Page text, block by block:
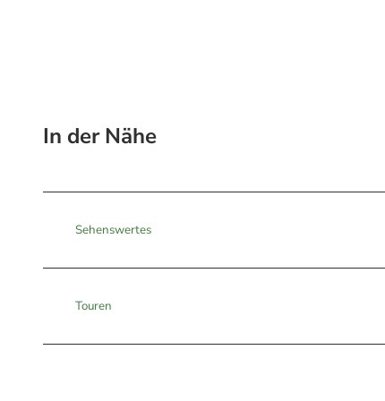
In der Nähe
Sehenswertes
Touren